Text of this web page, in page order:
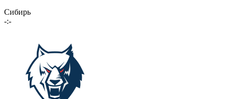
Сибирь
-:-